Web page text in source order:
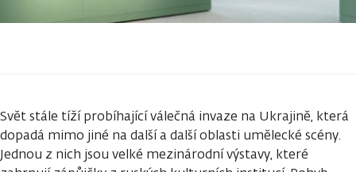
Svět stále tíží probíhající válečná invaze na Ukrajině, která
dopadá mimo jiné na další a další oblasti umělecké scény.
Jednou z nich jsou velké mezinárodní výstavy, které